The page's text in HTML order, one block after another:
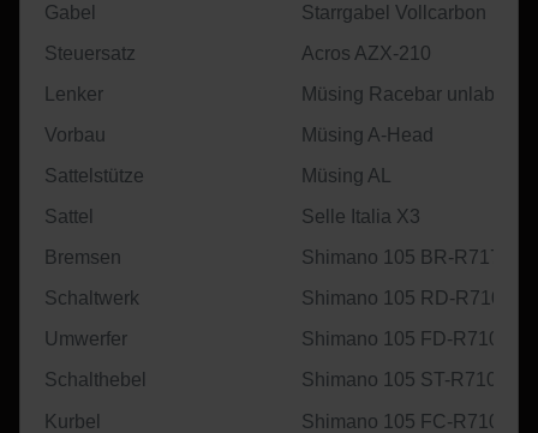
Gabel
Starrgabel Vollcarbon
Steuersatz
Acros AZX-210
Lenker
Müsing Racebar unlabled
Vorbau
Müsing A-Head
Sattelstütze
Müsing AL
Sattel
Selle Italia X3
Bremsen
Shimano 105 BR-R7170
Schaltwerk
Shimano 105 RD-R7100
Umwerfer
Shimano 105 FD-R7100
Schalthebel
Shimano 105 ST-R7100
Kurbel Shimano 105 FC-R7100